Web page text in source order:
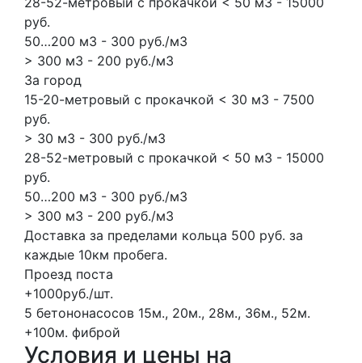
руб.
50…200 м3 - 300 руб./м3
> 300 м3 - 200 руб./м3
За город
15-20-метровый с прокачкой < 30 м3 - 7500
руб.
> 30 м3 - 300 руб./м3
28-52-метровый с прокачкой < 50 м3 - 15000
руб.
50…200 м3 - 300 руб./м3
> 300 м3 - 200 руб./м3
Доставка за пределами кольца 500 руб. за
каждые 10км пробега.
Проезд поста
+1000руб./шт.
5 бетононасосов 15м., 20м., 28м., 36м., 52м.
+100м. фиброй
Условия и цены на